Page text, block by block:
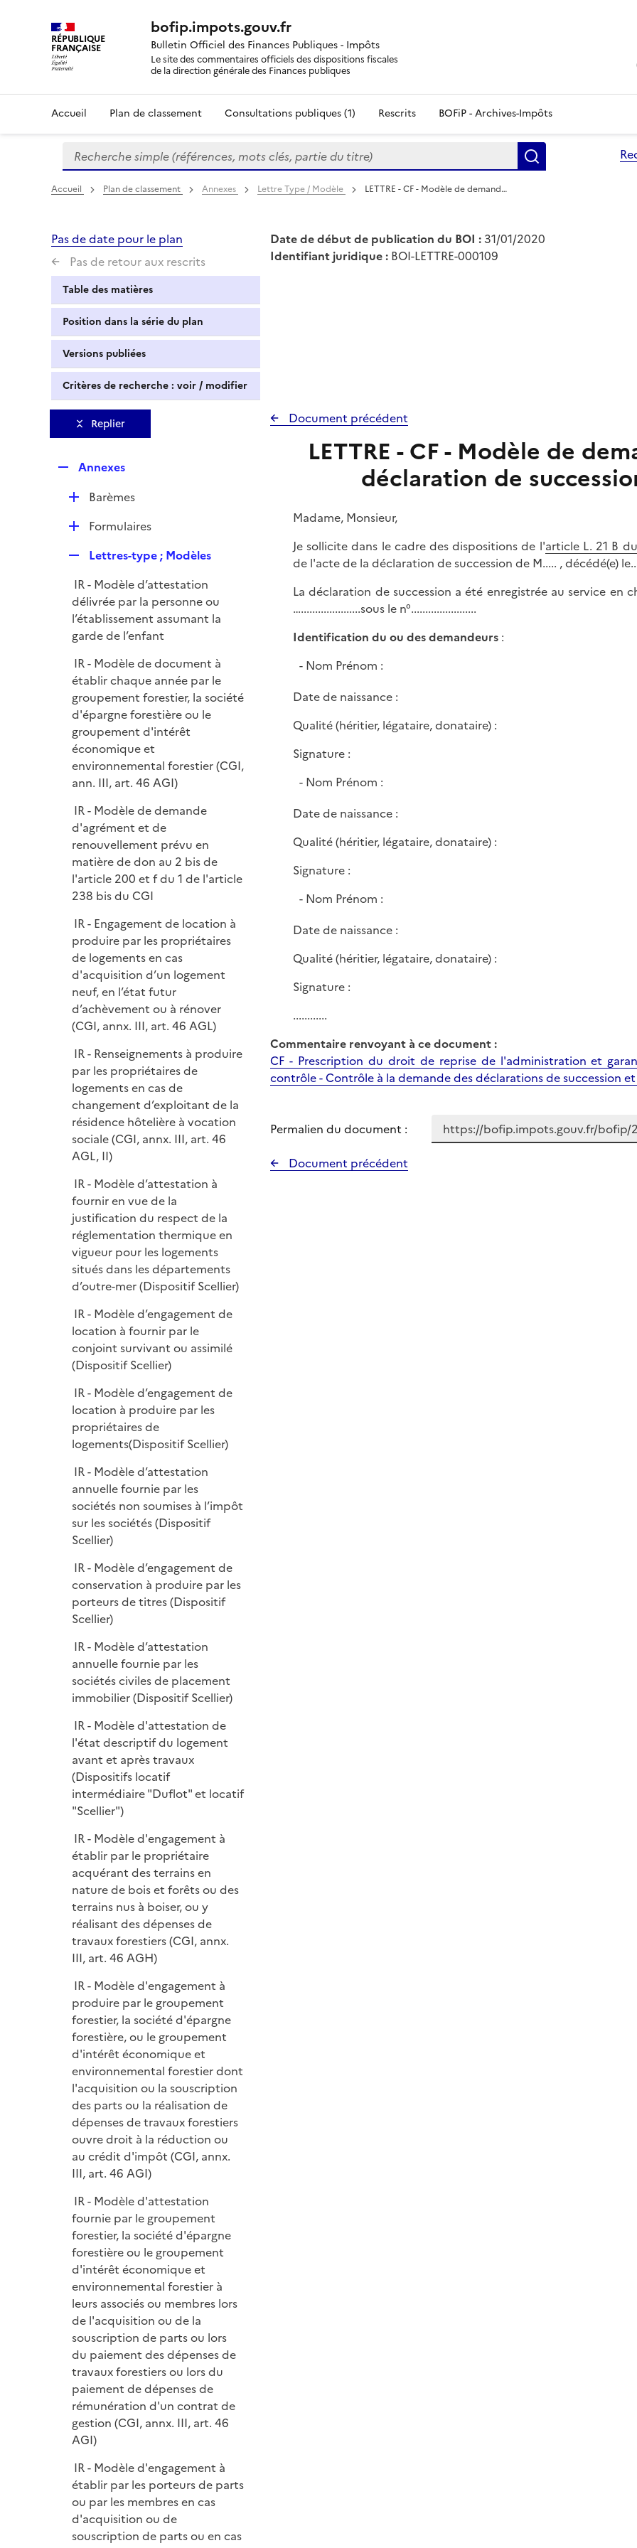
RÉPUBLIQUE
FRANÇAISE
bofip.impots.gouv.fr
Bulletin Officiel des Finances Publiques - Impôts
Le site des commentaires officiels des dispositions fiscales
de la direction générale des Finances publiques
Accueil Plan de classement Consultations publiques (1) Rescrits BOFiP - Archives-Impôts
Formulaire
de
recherche
Recherche simple (références, mots clés, partie du titre)
Accueil Plan de classement Annexes Lettre Type / Modèle LETTRE - CF - Modèle de demand…
Pas de date pour le plan
Pas de retour aux rescrits
Table des matières
Position dans la série du plan
Versions publiées
Critères de recherche : voir / modifier
Date de début de publication du BOI : 31/01/2020
Identifiant juridique : BOI-LETTRE-000109
Replier
p
l
i
e
Annexes
D
e
r
Barèmes
D
l
i
e
r
Formulaires
p
l
i
e
r
Lettres-type ; Modèles
IR - Modèle d’attestation
délivrée par la personne ou
l’établissement assumant la
garde de l’enfant
IR - Modèle de document à
établir chaque année par le
groupement forestier, la société
d'épargne forestière ou le
groupement d'intérêt
économique et
environnemental forestier (CGI,
ann. III, art. 46 AGI)
IR - Modèle de demande
d'agrément et de
renouvellement prévu en
matière de don au 2 bis de
l'article 200 et f du 1 de l'article
238 bis du CGI
IR - Engagement de location à
produire par les propriétaires
de logements en cas
d'acquisition d’un logement
neuf, en l’état futur
d’achèvement ou à rénover
(CGI, annx. III, art. 46 AGL)
IR - Renseignements à produire
par les propriétaires de
logements en cas de
changement d’exploitant de la
résidence hôtelière à vocation
sociale (CGI, annx. III, art. 46
AGL, II)
IR - Modèle d’attestation à
fournir en vue de la
justification du respect de la
réglementation thermique en
vigueur pour les logements
situés dans les départements
d’outre-mer (Dispositif Scellier)
IR - Modèle d’engagement de
location à fournir par le
conjoint survivant ou assimilé
(Dispositif Scellier)
IR - Modèle d’engagement de
location à produire par les
propriétaires de
logements(Dispositif Scellier)
IR - Modèle d’attestation
annuelle fournie par les
sociétés non soumises à l’impôt
sur les sociétés (Dispositif
Scellier)
IR - Modèle d’engagement de
conservation à produire par les
porteurs de titres (Dispositif
Scellier)
IR - Modèle d’attestation
annuelle fournie par les
sociétés civiles de placement
immobilier (Dispositif Scellier)
IR - Modèle d'attestation de
l'état descriptif du logement
avant et après travaux
(Dispositifs locatif
intermédiaire "Duflot" et locatif
"Scellier")
IR - Modèle d'engagement à
établir par le propriétaire
acquérant des terrains en
nature de bois et forêts ou des
terrains nus à boiser, ou y
réalisant des dépenses de
travaux forestiers (CGI, annx.
III, art. 46 AGH)
IR - Modèle d'engagement à
produire par le groupement
forestier, la société d'épargne
forestière, ou le groupement
d'intérêt économique et
environnemental forestier dont
l'acquisition ou la souscription
des parts ou la réalisation de
dépenses de travaux forestiers
ouvre droit à la réduction ou
au crédit d'impôt (CGI, annx.
III, art. 46 AGI)
IR - Modèle d'attestation
fournie par le groupement
forestier, la société d'épargne
forestière ou le groupement
d'intérêt économique et
environnemental forestier à
leurs associés ou membres lors
de l'acquisition ou de la
souscription de parts ou lors
du paiement des dépenses de
travaux forestiers ou lors du
paiement de dépenses de
rémunération d'un contrat de
gestion (CGI, annx. III, art. 46
AGI)
IR - Modèle d'engagement à
établir par les porteurs de parts
ou par les membres en cas
d'acquisition ou de
souscription de parts ou en cas
Document précédent
LETTRE - CF - Modèle de
déclaration de
Madame, Monsieur,
Je sollicite dans le cadre des dispositions de l'article L. 21 B
de l'acte de la déclaration de succession de M..... , décédé(e)
La déclaration de succession a été enregistrée au service en
….....................sous le n°.......................
Identification du ou des demandeurs :
Nom Prénom :
Date de naissance :
Qualité (héritier, légataire, donataire) :
Signature :
Nom Prénom :
Date de naissance :
Qualité (héritier, légataire, donataire) :
Signature :
Nom Prénom :
Date de naissance :
Qualité (héritier, légataire, donataire) :
Signature :
............
Commentaire renvoyant à ce document :
CF - Prescription du droit de reprise de l'administration et
contrôle - Contrôle à la demande des déclarations de succession
Permalien du document :
Document précédent